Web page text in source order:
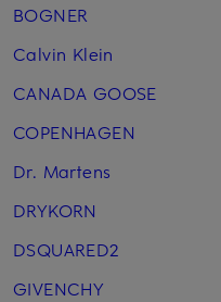
BOGNER
Calvin Klein
CANADA GOOSE
COPENHAGEN
Dr. Martens
DRYKORN
DSQUARED2
GIVENCHY